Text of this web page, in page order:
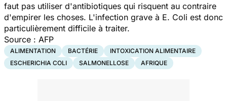
faut pas utiliser d'antibiotiques qui risquent au contraire
d'empirer les choses. L'infection grave à E. Coli est donc
particulièrement difficile à traiter.
Source : AFP
ALIMENTATION BACTÉRIE
INTOXICATION ALIMENTAIRE
ESCHERICHIA COLI
SALMONELLOSE AFRIQUE